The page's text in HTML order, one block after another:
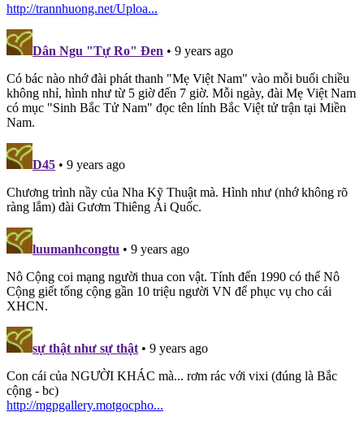
http://trannhuong.net/Uploa...
Dân Ngu "Tự Ro" Đen • 9 years ago
Có bác nào nhớ đài phát thanh "Mẹ Việt Nam" vào mỗi buổi chiều
không nhỉ, hình như từ 5 giờ đến 7 giờ. Mỗi ngày, đài Mẹ Việt Nam
có mục "Sinh Bắc Tử Nam" đọc tên lính Bắc Việt tử trận tại Miền
Nam.
D45 • 9 years ago
Chương trình nầy của Nha Kỹ Thuật mà. Hình như (nhớ không rõ
ràng lắm) đài Gươm Thiêng Ái Quốc.
luumanhcongtu • 9 years ago
Nô Cộng coi mạng người thua con vật. Tính đến 1990 có thể Nô
Cộng giết tổng cộng gần 10 triệu người VN để phục vụ cho cái
XHCN.
sự thật như sự thật • 9 years ago
Con cái của NGƯỜI KHÁC mà... rơm rác với vixi (đúng là Bắc
cộng - bc)
http://mgpgallery.motgocpho...